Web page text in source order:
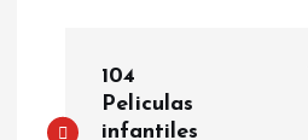
o
104
Peliculas
infantiles